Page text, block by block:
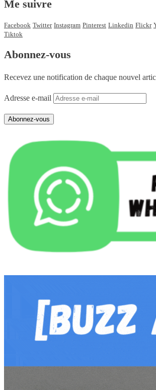
Me suivre
Facebook Twitter Instagram Pinterest Linkedin Flickr
Tiktok
Abonnez-vous
Recevez une notification de chaque nouvel
Adresse e-mail
Abonnez-vous